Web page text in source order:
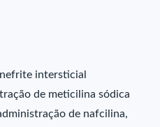
intersticial
de meticilina sódica
de nafcilina,